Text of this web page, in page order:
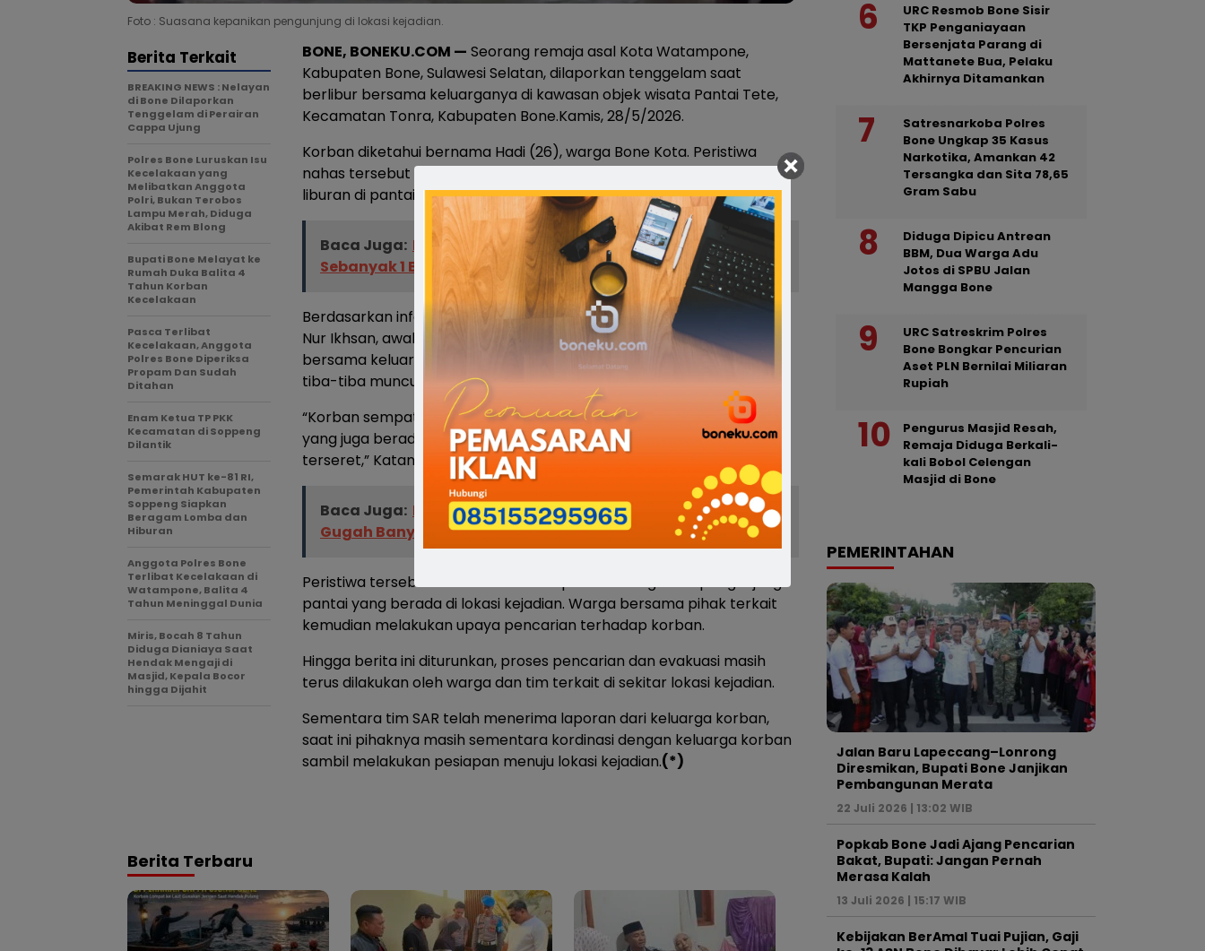
Foto : Suasana kepanikan pengunjung di lokasi kejadian.
BONE, BONEKU.COM — Seorang remaja asal Kota Watampone,
Kabupaten Bone, Sulawesi Selatan, dilaporkan tenggelam saat
berlibur bersama keluarganya di kawasan objek wisata Pantai Tete,
Kecamatan Tonra, Kabupaten Bone.Kamis, 28/5/2026.
Korban diketahui bernama Hadi (26), warga Bone Kota. Peristiwa
nahas tersebut terjadi saat korban bersama keluarga menikmati
liburan di pantai tersebut.
Baca Juga: Polres Bone Ungkap Peredaran Narkoba
Sebanyak 1 Bal
Berdasarkan informasi yang dihimpun dari keluarga korban bernama
Nur Ikhsan, awalnya kondisi air laut sedang surut sehingga korban
bersama keluarganya berjalan agak ke tengah laut. Namun secara
tiba-tiba muncul arus berputar yang diduga menyeret korban.
“Korban sempat berusaha menyelamatkan keponakan dan adiknya
yang juga berada di lokasi, sementara dia diduga tidak bisa naik dan
terseret,” Katanya
Baca Juga: Penguasaan Panggung Debat Andi Rio-Amir
Gugah Banyak Netizen
Peristiwa tersebut sontak membuat panik keluarga dan pengunjung
pantai yang berada di lokasi kejadian. Warga bersama pihak terkait
kemudian melakukan upaya pencarian terhadap korban.
Hingga berita ini diturunkan, proses pencarian dan evakuasi masih
terus dilakukan oleh warga dan tim terkait di sekitar lokasi kejadian.
Sementara tim SAR telah menerima laporan dari keluarga korban,
saat ini pihaknya masih sementara kordinasi dengan keluarga korban
sambil melakukan pesiapan menuju lokasi kejadian.(*)
Berita Terkait
BREAKING NEWS : Nelayan
di Bone Dilaporkan
Tenggelam di Perairan
Cappa Ujung
Polres Bone Luruskan Isu
Kecelakaan yang
Melibatkan Anggota
Polri, Bukan Terobos
Lampu Merah, Diduga
Akibat Rem Blong
Bupati Bone Melayat ke
Rumah Duka Balita 4
Tahun Korban
Kecelakaan
Pasca Terlibat
Kecelakaan, Anggota
Polres Bone Diperiksa
Propam Dan Sudah
Ditahan
Enam Ketua TP PKK
Kecamatan di Soppeng
Dilantik
Semarak HUT ke-81 RI,
Pemerintah Kabupaten
Soppeng Siapkan
Beragam Lomba dan
Hiburan
Anggota Polres Bone
Terlibat Kecelakaan di
Watampone, Balita 4
Tahun Meninggal Dunia
Miris, Bocah 8 Tahun
Diduga Dianiaya Saat
Hendak Mengaji di
Masjid, Kepala Bocor
hingga Dijahit
Berita Terbaru
URC Resmob Bone Sisir
TKP Penganiayaan
Bersenjata Parang di
Mattanete Bua, Pelaku
Akhirnya Ditamankan
Satresnarkoba Polres
Bone Ungkap 35 Kasus
Narkotika, Amankan 42
Tersangka dan Sita 78,65
Gram Sabu
Diduga Dipicu Antrean
BBM, Dua Warga Adu
Jotos di SPBU Jalan
Mangga Bone
URC Satreskrim Polres
Bone Bongkar Pencurian
Aset PLN Bernilai Miliaran
Rupiah
Pengurus Masjid Resah,
Remaja Diduga Berkali-
kali Bobol Celengan
Masjid di Bone
PEMERINTAHAN
Jalan Baru Lapeccang–Lonrong
Diresmikan, Bupati Bone Janjikan
Pembangunan Merata
22 Juli 2026 | 13:02 WIB
Popkab Bone Jadi Ajang Pencarian
Bakat, Bupati: Jangan Pernah
Merasa Kalah
13 Juli 2026 | 15:17 WIB
Kebijakan BerAmal Tuai Pujian, Gaji